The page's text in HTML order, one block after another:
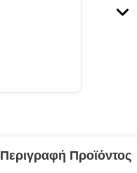
Περιγραφή Προϊόντος